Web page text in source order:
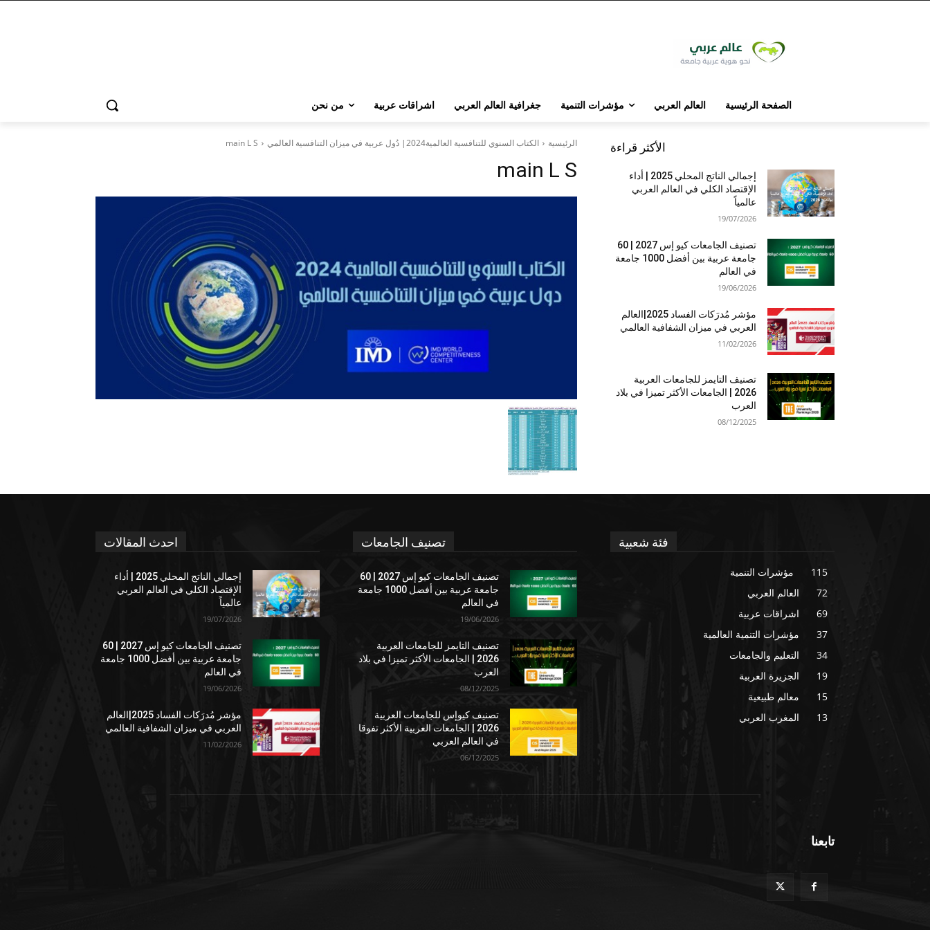
الصفحة الرئيسية العالم العربي مؤشرات التنمية جغرافية العالم العربي اشراقات عربية من نحن
الرئيسية الكتاب السنوي للتنافسية العالمية2024| دُول عربية في ميزان التنافسية العالمي main L S
main L S
الأكثر قراءة
إجمالي الناتج المحلي 2025 | أداء
الإقتصاد الكلي في العالم العربي
عالمياً
19/07/2026
تصنيف الجامعات كيو إس 2027 | 60
جامعة عربية بين أفضل 1000 جامعة
في العالم
19/06/2026
مؤشر مُدرَكات الفساد 2025|العالم
العربي في ميزان الشفافية العالمي
11/02/2026
تصنيف التايمز للجامعات العربية
2026 | الجامعات الأكثر تميزا في بلاد
العرب
08/12/2025
احدث المقالات
إجمالي الناتج المحلي 2025 | أداء
الإقتصاد الكلي في العالم العربي
عالمياً
19/07/2026
تصنيف الجامعات كيو إس 2027 | 60
جامعة عربية بين أفضل 1000 جامعة
في العالم
19/06/2026
مؤشر مُدرَكات الفساد 2025|العالم
العربي في ميزان الشفافية العالمي
11/02/2026
تصنيف الجامعات
تصنيف الجامعات كيو إس 2027 | 60
جامعة عربية بين أفضل 1000 جامعة
في العالم
19/06/2026
تصنيف التايمز للجامعات العربية
2026 | الجامعات الأكثر تميزا في بلاد
العرب
08/12/2025
تصنيف كيوإس للجامعات العربية
2026 | الجامعات العربية الأكثر تفوقا
في العالم العربي
06/12/2025
فئة شعبية
مؤشرات التنمية
115
العالم العربي
72
اشراقات عربية
69
مؤشرات التنمية العالمية
37
التعليم والجامعات
34
الجزيرة العربية
19
معالم طبيعية
15
المغرب العربي
13
تابعنا